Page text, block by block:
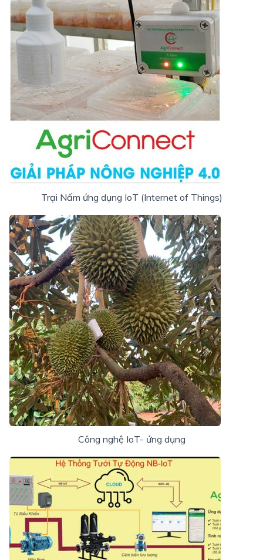
Trại Nấm ứng dụng IoT (Internet of Things)
Công nghệ IoT- ứng dụng